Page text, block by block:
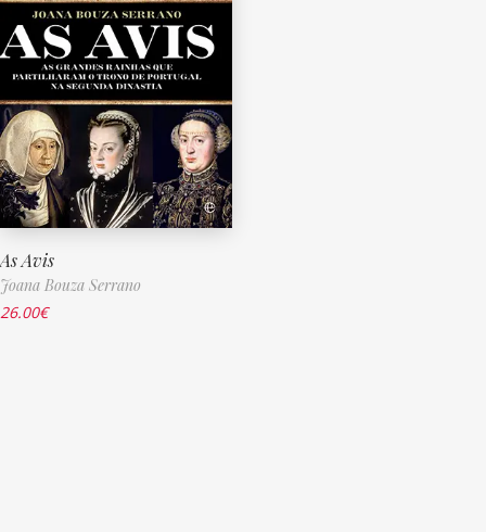
As Avis
Joana Bouza Serrano
26.00€